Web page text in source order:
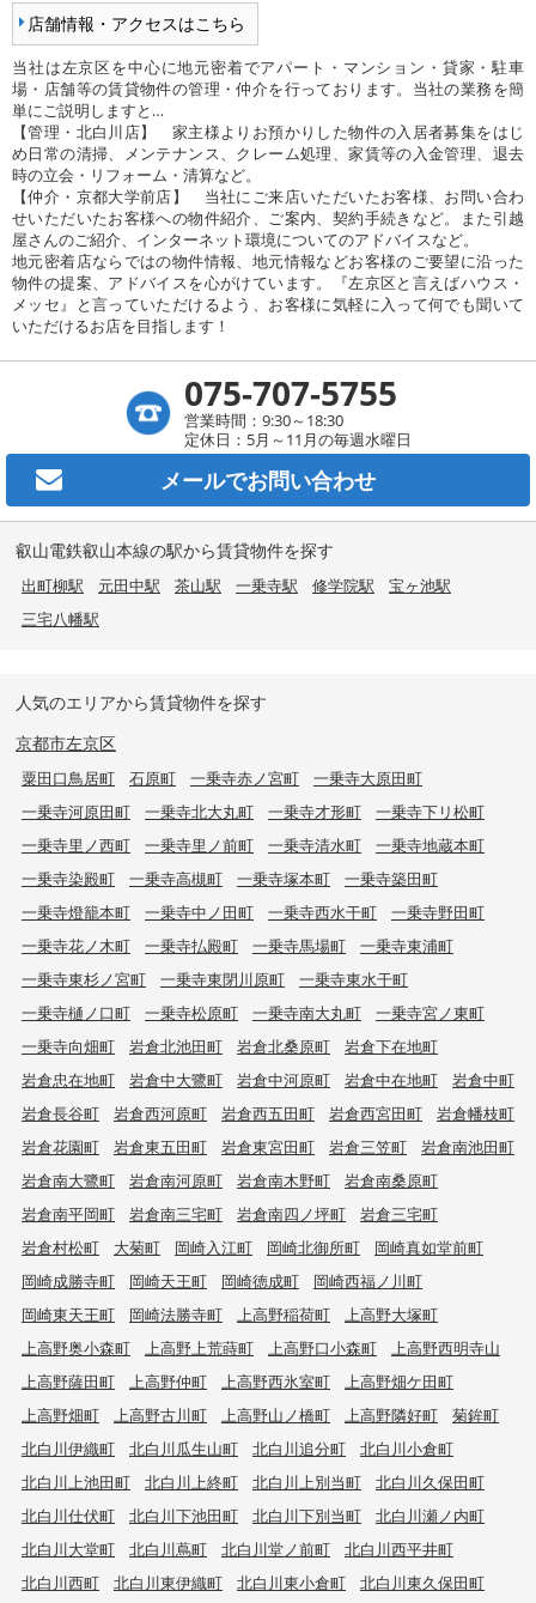
店舗情報・アクセスはこちら
当社は左京区を中心に地元密着でアパート・マンション・貸家・駐車
場・店舗等の賃貸物件の管理・仲介を行っております。当社の業務を簡
単にご説明しますと…
【管理・北白川店】 家主様よりお預かりした物件の入居者募集をはじ
め日常の清掃、メンテナンス、クレーム処理、家賃等の入金管理、退去
時の立会・リフォーム・清算など。
【仲介・京都大学前店】 当社にご来店いただいたお客様、お問い合わ
せいただいたお客様への物件紹介、ご案内、契約手続きなど。また引越
屋さんのご紹介、インターネット環境についてのアドバイスなど。
地元密着店ならではの物件情報、地元情報などお客様のご要望に沿った
物件の提案、アドバイスを心がけています。『左京区と言えばハウス・
メッセ』と言っていただけるよう、お客様に気軽に入って何でも聞いて
いただけるお店を目指します！
075-707-5755
営業時間：9:30～18:30
定休日：5月～11月の毎週水曜日
メールでお問い合わせ
叡山電鉄叡山本線の駅から賃貸物件を探す
出町柳駅 元田中駅 茶山駅 一乗寺駅 修学院駅
宝ヶ池駅
三宅八幡駅
人気のエリアから賃貸物件を探す
京都市左京区
粟田口鳥居町 石原町 一乗寺赤ノ宮町
一乗寺大原田町
一乗寺河原田町
一乗寺北大丸町 一乗寺才形町
一乗寺下リ松町
一乗寺里ノ西町
一乗寺里ノ前町 一乗寺清水町
一乗寺地蔵本町
一乗寺染殿町
一乗寺高槻町 一乗寺塚本町
一乗寺築田町
一乗寺燈籠本町
一乗寺中ノ田町 一乗寺西水干町
一乗寺野田町
一乗寺花ノ木町
一乗寺払殿町 一乗寺馬場町
一乗寺東浦町
一乗寺東杉ノ宮町
一乗寺東閉川原町
一乗寺東水干町
一乗寺樋ノ口町
一乗寺松原町 一乗寺南大丸町
一乗寺宮ノ東町
一乗寺向畑町
岩倉北池田町 岩倉北桑原町
岩倉下在地町
岩倉忠在地町
岩倉中大鷺町 岩倉中河原町 岩倉中在地町
岩倉中町
岩倉長谷町
岩倉西河原町 岩倉西五田町 岩倉西宮田町
岩倉幡枝町
岩倉花園町
岩倉東五田町 岩倉東宮田町 岩倉三笠町
岩倉南池田町
岩倉南大鷺町
岩倉南河原町 岩倉南木野町
岩倉南桑原町
岩倉南平岡町
岩倉南三宅町 岩倉南四ノ坪町
岩倉三宅町
岩倉村松町
大菊町 岡崎入江町 岡崎北御所町
岡崎真如堂前町
岡崎成勝寺町
岡崎天王町 岡崎徳成町
岡崎西福ノ川町
岡崎東天王町
岡崎法勝寺町 上高野稲荷町
上高野大塚町
上高野奥小森町
上高野上荒蒔町 上高野口小森町
上高野西明寺山
上高野薩田町
上高野仲町 上高野西氷室町
上高野畑ケ田町
上高野畑町
上高野古川町 上高野山ノ橋町 上高野隣好町
菊鉾町
北白川伊織町
北白川瓜生山町 北白川追分町
北白川小倉町
北白川上池田町
北白川上終町 北白川上別当町
北白川久保田町
北白川仕伏町
北白川下池田町 北白川下別当町
北白川瀬ノ内町
北白川大堂町
北白川蔦町 北白川堂ノ前町
北白川西平井町
北白川西町
北白川東伊織町 北白川東小倉町
北白川東久保田町